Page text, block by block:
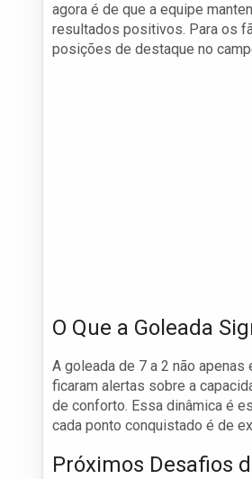
agora é de que a equipe
resultados positivos. Para os
posições de destaque no
O Que a Goleada
A goleada de 7 a 2 não
ficaram alertas sobre a
de conforto. Essa dinâmica é
cada ponto conquistado é de
Próximos Desafios